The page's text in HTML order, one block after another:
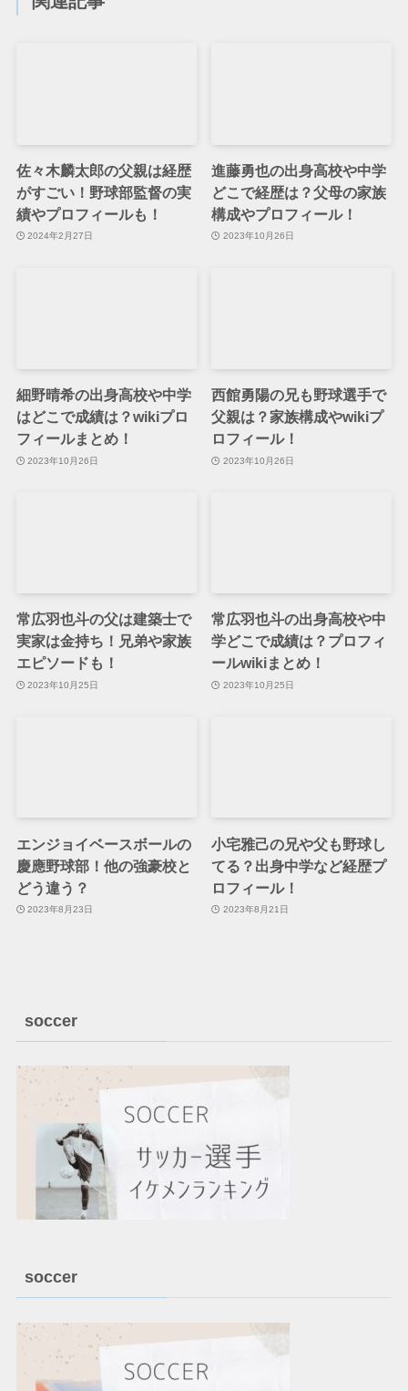
佐々木麟太郎の父親は経歴
がすごい！野球部監督の実
績やプロフィールも！
2024年2月27日
進藤勇也の出身高校や中学
どこで経歴は？父母の家族
構成やプロフィール！
2023年10月26日
細野晴希の出身高校や中学
はどこで成績は？wikiプロ
フィールまとめ！
2023年10月26日
西館勇陽の兄も野球選手で
父親は？家族構成やwikiプ
ロフィール！
2023年10月26日
常広羽也斗の父は建築士で
実家は金持ち！兄弟や家族
エピソードも！
2023年10月25日
常広羽也斗の出身高校や中
学どこで成績は？プロフィ
ールwikiまとめ！
2023年10月25日
エンジョイベースボールの
慶應野球部！他の強豪校と
どう違う？
2023年8月23日
小宅雅己の兄や父も野球し
てる？出身中学など経歴プ
ロフィール！
2023年8月21日
soccer
soccer